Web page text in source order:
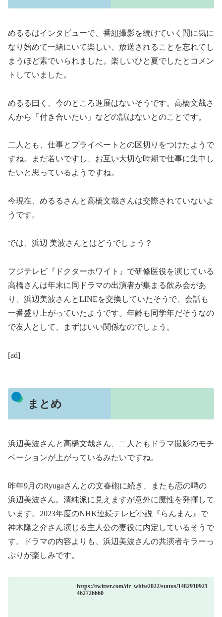
めるるはインタビューで、番組撮影を続けていく間に気に
なり始めて一緒にいて楽しい、放送されることを忘れてし
まうほど素でいられました。楽しいひと夏でしたとコメン
トしていました。
めるる曰く、今のところ進展はないそうです。高橋文哉さ
んから「付き合いたい」などの話はないとのことです。
二人とも、仕事とプライベートとの区切りをつけたようで
すね。まだ若いですし、お互い大切な時期で仕事に集中し
たいと思っているようですね。
今現在、めるるさんと高橋文哉さんは交際されていないよ
うです。
では、浜辺 美波さんとはどうでしょう？
フジテレビ『ドクターホワイト』で研修医役を演じている
高橋さんは年末に同ドラマの出演者が集まる飲み会があ
り、浜辺美波さんとLINEを交換していたそうで、会話も
一番盛り上がっていたようです。年齢も同学年だそうなの
で友人として、まずはいい関係なのでしょう。
[ad]
まとめ
浜辺美波さんと高橋文哉さん、二人ともドラマ撮影のモチ
ベーションが上がっているみたいですね。
昨年9月のRyugaさんとの文春砲に続き、またも恋の噂の
浜辺美波さん。清純派に見えますが意外に魔性を発揮して
います。2023年度のNHK連続テレビ小説『らんまん』で
神木隆之介さん演じる主人公の妻役に内定しているそうで
す。ドラマの内容よりも、浜辺美波さんの共演者キラーっ
ぷりが楽しみです。
https://twitter.com/dr_white2022/status/1482910921
462726660